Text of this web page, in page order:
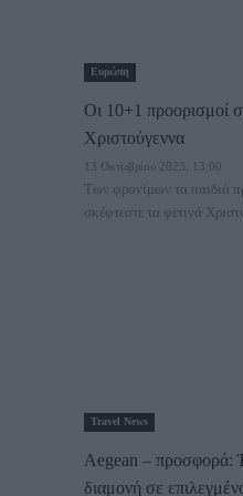
Ευρώπη
Οι 10+1 προορισμοί
Χριστούγεννα
13 Οκτωβρίου 2023, 13:00
Των φρονίμων τα παιδιά
σκέφτεστε τα φετινά
Travel News
Aegean – προσφορά:
διαμονή σε